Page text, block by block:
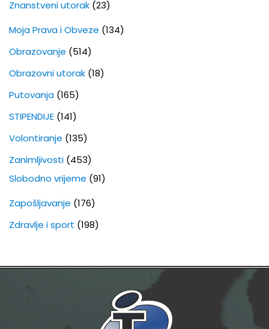
Znanstveni utorak (23)
Moja Prava i Obveze (134)
Obrazovanje (514)
Obrazovni utorak (18)
Putovanja (165)
STIPENDIJE (141)
Volontiranje (135)
Zanimljivosti (453)
Slobodno vrijeme (91)
Zapošljavanje (176)
Zdravlje i sport (198)